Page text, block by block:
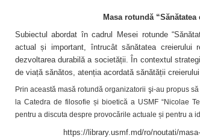
Masa rotundă
Subiectul abordat în cadrul Mesei rotunde
actual și important, întrucât sănătatea creierului
dezvoltarea durabilă a societății. În contextul
de viață sănătos, atenția acordată sănătății
Prin această masă rotundă organizatorii şi-au propus
la Catedra de filosofie și bioetică a USMF “Nicolae
pentru a discuta despre provocările actuale și pentru a
https://library.usmf.md/ro/noutati/